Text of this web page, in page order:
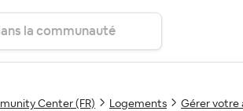
Center (FR) Logements Gérer votre